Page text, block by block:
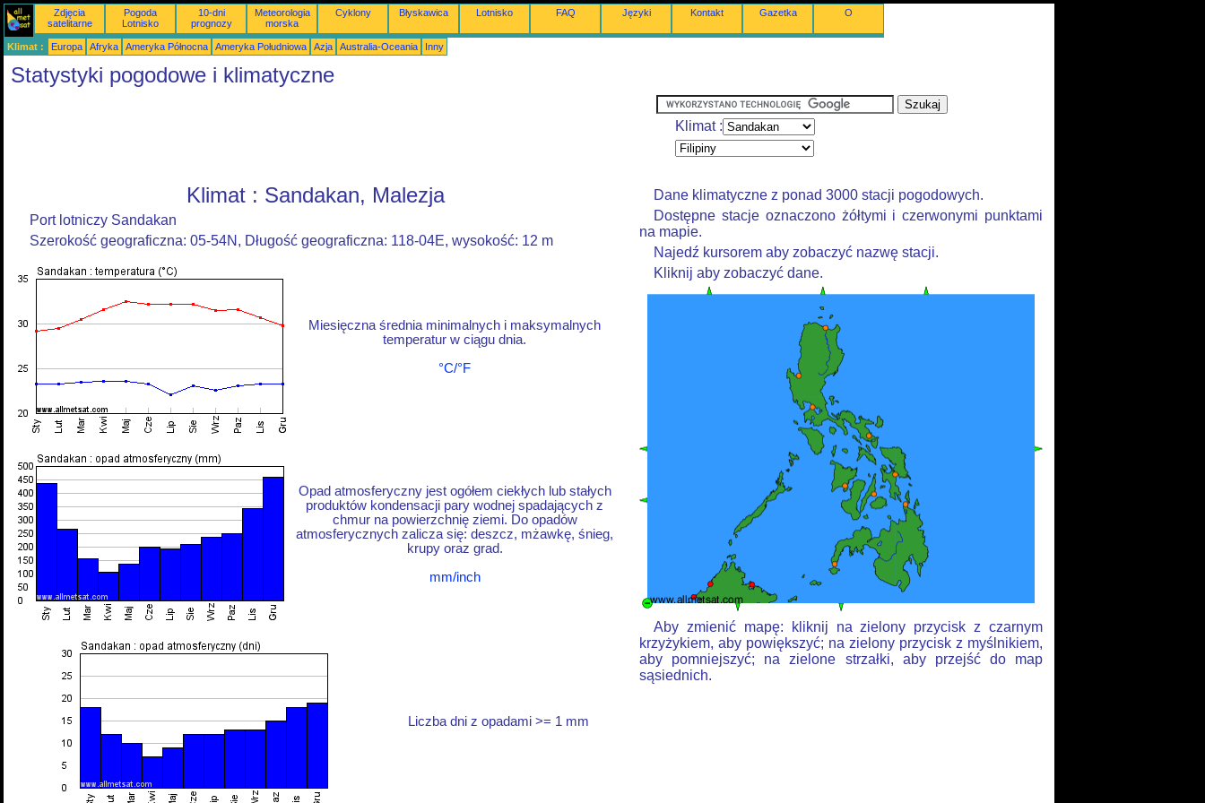
Zdjęcia
satelitarne
Pogoda
Lotnisko
10-dni
prognozy
Meteorologia
morska
Cyklony Błyskawica Lotnisko FAQ Języki Kontakt Gazetka O
Klimat : Europa Afryka Ameryka Północna Ameryka Południowa Azja Australia-Oceania Inny
Statystyki pogodowe i klimatyczne
Klimat :
Klimat : Sandakan, Malezja
Port lotniczy Sandakan
Szerokość geograficzna: 05-54N, Długość geograficzna: 118-04E, wysokość: 12 m
Miesięczna średnia minimalnych i maksymalnych
temperatur w ciągu dnia.
°C/°F
Opad atmosferyczny jest ogółem ciekłych lub stałych
produktów kondensacji pary wodnej spadających z
chmur na powierzchnię ziemi. Do opadów
atmosferycznych zalicza się: deszcz, mżawkę, śnieg,
krupy oraz grad.
mm/inch
Liczba dni z opadami >= 1 mm
Dane klimatyczne z ponad 3000 stacji pogodowych.
Dostępne stacje oznaczono żółtymi i czerwonymi punktami
na mapie.
Najedź kursorem aby zobaczyć nazwę stacji.
Kliknij aby zobaczyć dane.
Aby zmienić mapę: kliknij na zielony przycisk z czarnym
krzyżykiem, aby powiększyć; na zielony przycisk z myślnikiem,
aby pomniejszyć; na zielone strzałki, aby przejść do map
sąsiednich.